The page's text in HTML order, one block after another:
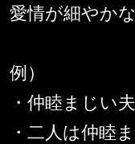
愛情が細やかな
例）
・仲睦まじい
・二人は仲睦